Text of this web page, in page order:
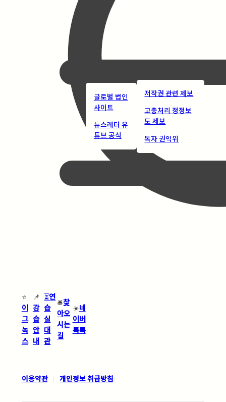
⭐
이
그
녹
스
📌
강
습
안
내
⏳연
습
실
대
관
🛎️찾
아오
시는
길
☀️네
이버
톡톡
글로벌 법인
사이트
뉴스레터 유
튜브 공식
저작권 관련 제보
고충처리 정정보
도 제보
독자 권익위
이용약관 개인정보 취급방침 |